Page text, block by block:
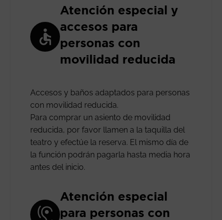
Atención especial y
accesos para
personas con
movilidad reducida
Accesos y baños adaptados para personas
con movilidad reducida.
Para comprar un asiento de movilidad
reducida, por favor llamen a la taquilla del
teatro y efectúe la reserva. El mismo día de
la función podrán pagarla hasta media hora
antes del inicio.
Atención especial
para personas con